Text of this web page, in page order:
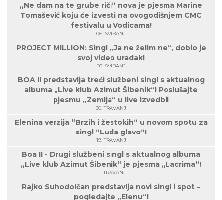
„Ne dam na te grube riči“ nova je pjesma Marine
Tomašević koju će izvesti na ovogodišnjem CMC
festivalu u Vodicama!
06. SVIBANJ
PROJECT MILLION: Singl „Ja ne želim ne“, dobio je
svoj video uradak!
05. SVIBANJ
BOA II predstavlja treći službeni singl s aktualnog
albuma „Live klub Azimut Šibenik“! Poslušajte
pjesmu „Zemlja“ u live izvedbi!
30. TRAVANJ
Elenina verzija “Brzih i žestokih“ u novom spotu za
singl “Luda glavo“!
19. TRAVANJ
Boa II - Drugi službeni singl s aktualnog albuma
„Live klub Azimut Šibenik“ je pjesma „Lacrima“!
11. TRAVANJ
Rajko Suhodolčan predstavlja novi singl i spot –
pogledajte „Elenu“!